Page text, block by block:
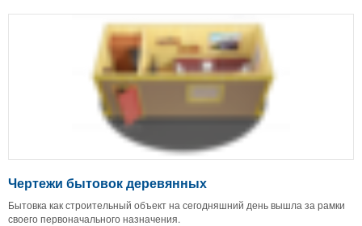
Чертежи бытовок деревянных
Бытовка как строительный объект на сегодняшний день вышла за рамки
своего первоначального назначения.